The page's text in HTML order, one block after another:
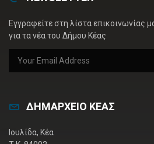
Εγγραφείτε στη λίστα επικοινωνίας
για τα νέα του Δήμου Κέας
ΔΗΜΑΡΧΕΙΟ ΚΕΑΣ
Ιουλίδα, Κέα